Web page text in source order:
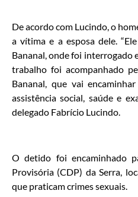
De acordo com Lucindo, o
a vítima e a esposa dele.
Bananal, onde foi interrogado
trabalho foi acompanhado
Bananal, que vai
assistência social, saúde e
delegado Fabrício Lucindo.
O detido foi encaminhado
Provisória (CDP) da Serra,
que praticam crimes sexuais.